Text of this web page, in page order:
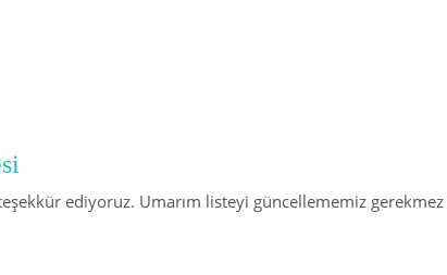
ediyoruz. Umarım listeyi güncellememiz